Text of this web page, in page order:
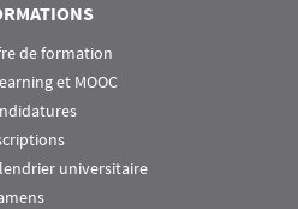
de formation
et MOOC
universitaire